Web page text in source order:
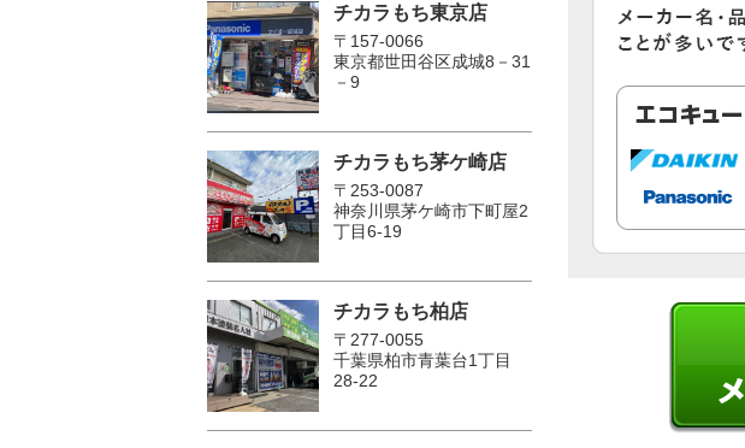
チカラもち東京店
〒157-0066
東京都世田谷区成城8－31
－9
チカラもち茅ケ崎店
〒253-0087
神奈川県茅ケ崎市下町屋2
丁目6-19
チカラもち柏店
〒277-0055
千葉県柏市青葉台1丁目
28-22